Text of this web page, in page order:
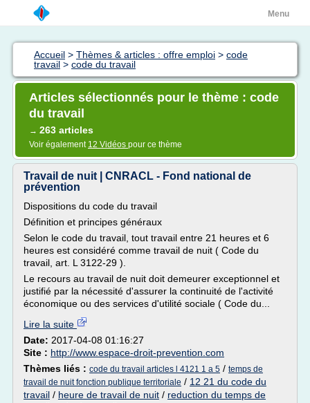
Menu
Accueil > Thèmes & articles : offre emploi > code
travail > code du travail
Articles sélectionnés pour le thème : code
du travail
→ 263 articles
Voir également 12 Vidéos pour ce thème
Travail de nuit | CNRACL - Fond national de
prévention
Dispositions du code du travail
Définition et principes généraux
Selon le code du travail, tout travail entre 21 heures et 6
heures est considéré comme travail de nuit ( Code du
travail, art. L 3122-29 ).
Le recours au travail de nuit doit demeurer exceptionnel et
justifié par la nécessité d'assurer la continuité de l'activité
économique ou des services d'utilité sociale ( Code du...
Lire la suite
Date: 2017-04-08 01:16:27
Site : http://www.espace-droit-prevention.com
Thèmes liés : code du travail articles l 4121 1 a 5 / temps de
travail de nuit fonction publique territoriale / 12 21 du code du
travail / heure de travail de nuit / reduction du temps de